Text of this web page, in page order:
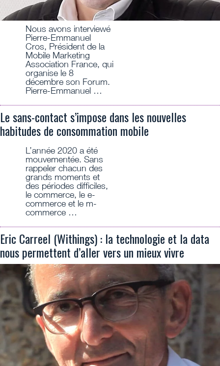
Nous avons interviewé
Pierre-Emmanuel
Cros, Président de la
Mobile Marketing
Association France, qui
organise le 8
décembre son Forum.
Pierre-Emmanuel …
Le sans-contact s’impose dans les nouvelles
habitudes de consommation mobile
L’année 2020 a été
mouvementée. Sans
rappeler chacun des
grands moments et
des périodes difficiles,
le commerce, le e-
commerce et le m-
commerce …
Eric Carreel (Withings) : la technologie et la data
nous permettent d’aller vers un mieux vivre